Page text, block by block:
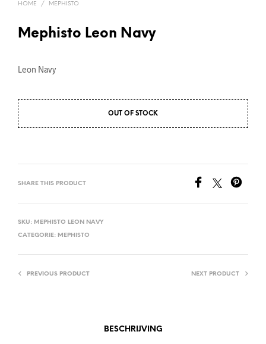
HOME / MEPHISTO
Mephisto Leon Navy
Leon Navy
OUT OF STOCK
SHARE THIS PRODUCT
SKU: MEPHISTO LEON NAVY
CATEGORIE: MEPHISTO
PREVIOUS PRODUCT NEXT PRODUCT
BESCHRIJVING